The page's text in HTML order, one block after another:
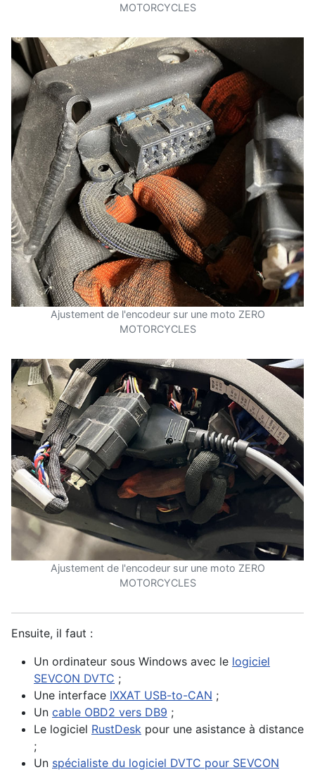
MOTORCYCLES
Ajustement de l'encodeur sur une moto ZERO
MOTORCYCLES
Ajustement de l'encodeur sur une moto ZERO
MOTORCYCLES
Ensuite, il faut :
Un ordinateur sous Windows avec le logiciel
SEVCON DVTC ;
Une interface IXXAT USB-to-CAN ;
Un cable OBD2 vers DB9 ;
Le logiciel RustDesk pour une asistance à distance
;
Un spécialiste du logiciel DVTC pour SEVCON